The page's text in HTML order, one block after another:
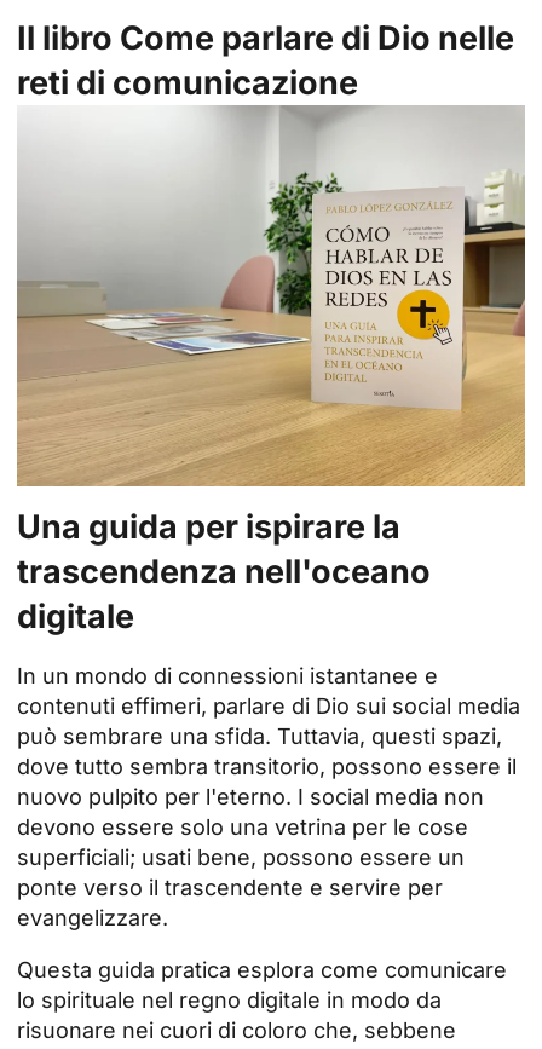
Il libro Come parlare di Dio nelle
reti di comunicazione
Una guida per ispirare la
trascendenza nell'oceano
digitale
In un mondo di connessioni istantanee e
contenuti effimeri, parlare di Dio sui social media
può sembrare una sfida. Tuttavia, questi spazi,
dove tutto sembra transitorio, possono essere il
nuovo pulpito per l'eterno. I social media non
devono essere solo una vetrina per le cose
superficiali; usati bene, possono essere un
ponte verso il trascendente e servire per
evangelizzare.
Questa guida pratica esplora come comunicare
lo spirituale nel regno digitale in modo da
risuonare nei cuori di coloro che, sebbene